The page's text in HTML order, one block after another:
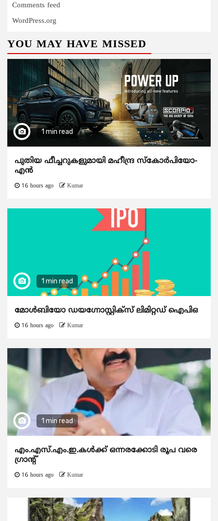
Comments feed
WordPress.org
YOU MAY HAVE MISSED
1 min read
പുതിയ ഫീച്ചറുകളുമായി മഹീന്ദ്ര സ്കോർപിയോ-
എൻ
16 hours ago Kumar
1 min read
മോൾബിയോ ഡയഗ്നോസ്റ്റിക്സ് ലിമിറ്റഡ് ഐപിഒ
16 hours ago Kumar
1 min read
എം.എസ്.എം.ഇ.കൾക്ക് ഒന്നരക്കോടി രൂപ വരെ
ഗ്രാന്റ്
16 hours ago Kumar